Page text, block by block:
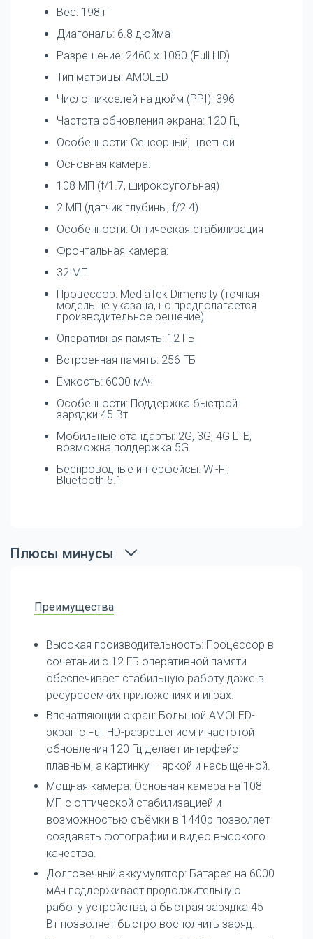
Вес: 198 г
Диагональ: 6.8 дюйма
Разрешение: 2460 x 1080 (Full HD)
Тип матрицы: AMOLED
Число пикселей на дюйм (PPI): 396
Частота обновления экрана: 120 Гц
Особенности: Сенсорный, цветной
Основная камера:
108 МП (f/1.7, широкоугольная)
2 МП (датчик глубины, f/2.4)
Особенности: Оптическая стабилизация
Фронтальная камера:
32 МП
Процессор: MediaTek Dimensity (точная
модель не указана, но предполагается
производительное решение).
Оперативная память: 12 ГБ
Встроенная память: 256 ГБ
Ёмкость: 6000 мАч
Особенности: Поддержка быстрой
зарядки 45 Вт
Мобильные стандарты: 2G, 3G, 4G LTE,
возможна поддержка 5G
Беспроводные интерфейсы: Wi-Fi,
Bluetooth 5.1
Плюсы минусы
Преимущества
Высокая производительность: Процессор в
сочетании с 12 ГБ оперативной памяти
обеспечивает стабильную работу даже в
ресурсоёмких приложениях и играх.
Впечатляющий экран: Большой AMOLED-
экран с Full HD-разрешением и частотой
обновления 120 Гц делает интерфейс
плавным, а картинку – яркой и насыщенной.
Мощная камера: Основная камера на 108
МП с оптической стабилизацией и
возможностью съёмки в 1440p позволяет
создавать фотографии и видео высокого
качества.
Долговечный аккумулятор: Батарея на 6000
мАч поддерживает продолжительную
работу устройства, а быстрая зарядка 45
Вт позволяет быстро восполнить заряд.